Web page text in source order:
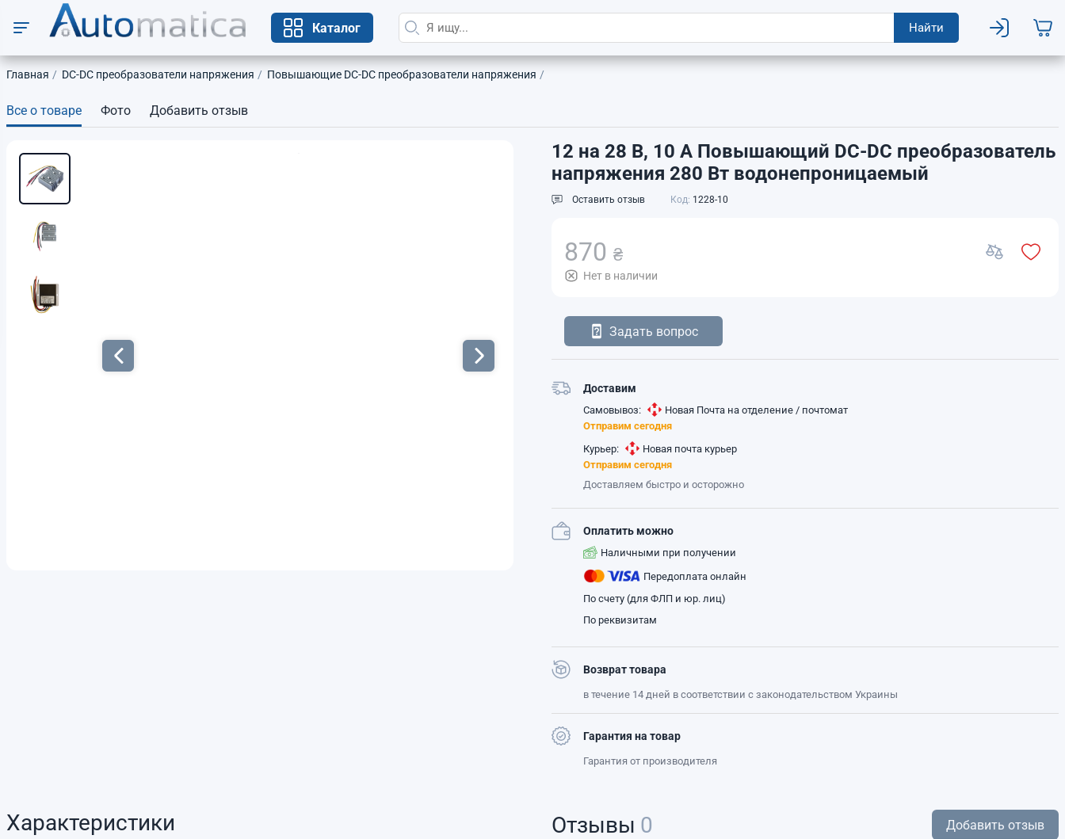
Каталог Найти
Главная DC-DC преобразователи напряжения Повышающие DC-DC преобразователи напряжения
Все о товаре Фото Добавить отзыв
12 на 28 В, 10 А Повышающий DC-DC преобразователь
напряжения 280 Вт водонепроницаемый
Оставить отзыв Код: 1228-10
870 ₴
Нет в наличии
Задать вопрос
Доставим
Самовывоз:
Новая Почта на отделение / почтомат
Отправим сегодня
Курьер:
Новая почта курьер
Отправим сегодня
Доставляем быстро и осторожно
Оплатить можно
Наличными при получении
Передоплата онлайн
По счету (для ФЛП и юр. лиц)
По реквизитам
Возврат товара
в течение 14 дней в соответствии с законодательством Украины
Гарантия на товар
Гарантия от производителя
Характеристики Отзывы 0 Добавить отзыв